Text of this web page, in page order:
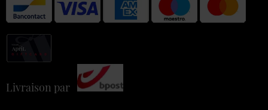
Livraison par